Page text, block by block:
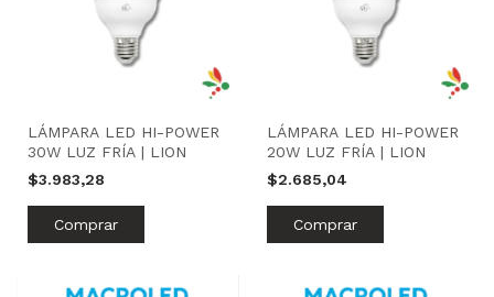
LÁMPARA LED HI-POWER
30W LUZ FRÍA | LION
$3.983,28
LÁMPARA LED HI-POWER
20W LUZ FRÍA | LION
$2.685,04